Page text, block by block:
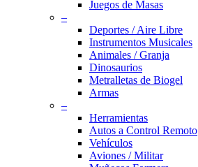
Juegos de Masas
–
Deportes / Aire Libre
Instrumentos Musicales
Animales / Granja
Dinosaurios
Metralletas de Biogel
Armas
–
Herramientas
Autos a Control Remoto
Vehículos
Aviones / Militar